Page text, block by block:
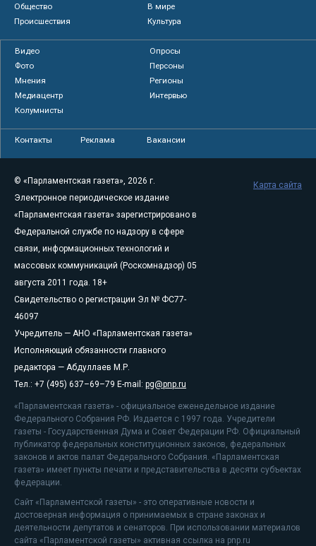
Общество
В мире
Происшествия
Культура
Видео
Опросы
Фото
Персоны
Мнения
Регионы
Медиацентр
Интервью
Колумнисты
Контакты Реклама Вакансии
© «Парламентская газета», 2026 г.
Электронное периодическое издание
«Парламентская газета» зарегистрировано в
Федеральной службе по надзору в сфере
связи, информационных технологий и
массовых коммуникаций (Роскомнадзор) 05
августа 2011 года. 18+
Свидетельство о регистрации Эл № ФС77-
46097
Учредитель — АНО «Парламентская газета»
Исполняющий обязанности главного
редактора — Абдуллаев М.Р.
Тел.: +7 (495) 637–69–79 E-mail: pg@pnp.ru
«Парламентская газета» - официальное еженедельное издание
Федерального Собрания РФ. Издается с 1997 года. Учредители
газеты - Государственная Дума и Совет Федерации РФ. Официальный
публикатор федеральных конституционных законов, федеральных
законов и актов палат Федерального Собрания. «Парламентская
газета» имеет пункты печати и представительства в десяти субъектах
федерации.
Сайт «Парламентской газеты» - это оперативные новости и
достоверная информация о принимаемых в стране законах и
деятельности депутатов и сенаторов. При использовании материалов
сайта «Парламентской газеты» активная ссылка на pnp.ru
Карта сайта